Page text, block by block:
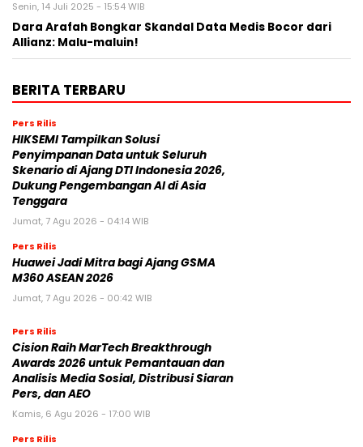
Senin, 14 Juli 2025 - 15:54 WIB
Dara Arafah Bongkar Skandal Data Medis Bocor dari
Allianz: Malu-maluin!
BERITA TERBARU
Pers Rilis
HIKSEMI Tampilkan Solusi
Penyimpanan Data untuk Seluruh
Skenario di Ajang DTI Indonesia 2026,
Dukung Pengembangan AI di Asia
Tenggara
Jumat, 7 Agu 2026 - 04:14 WIB
Pers Rilis
Huawei Jadi Mitra bagi Ajang GSMA
M360 ASEAN 2026
Jumat, 7 Agu 2026 - 00:42 WIB
Pers Rilis
Cision Raih MarTech Breakthrough
Awards 2026 untuk Pemantauan dan
Analisis Media Sosial, Distribusi Siaran
Pers, dan AEO
Kamis, 6 Agu 2026 - 17:00 WIB
Pers Rilis